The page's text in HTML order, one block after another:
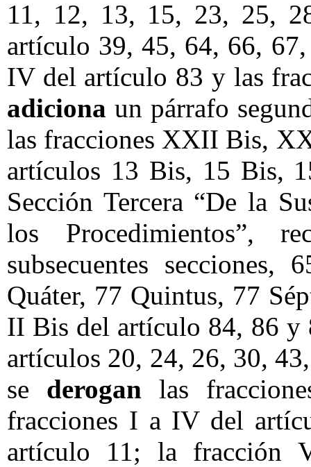
11, 12, 13, 15, 23, 25,
artículo 39, 45, 64, 66,
IV del artículo 83 y las
adiciona un párrafo
las fracciones XXII Bis,
artículos 13 Bis, 15 Bis,
Sección Tercera “De la
los Procedimientos”,
subsecuentes
Quáter, 77 Quintus, 77
II Bis del artículo 84, 86 y
artículos 20, 24, 26, 30,
se derogan las
fracciones I a IV del
artículo 11; la fracción